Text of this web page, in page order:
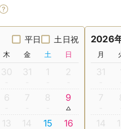
平日 土日祝
木 金 土 日
30 31 1 2
6 7 8 9
13 14 15 16
2026
月
31 1
7
14